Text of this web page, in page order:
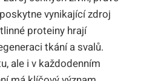
vynikající zdroj
proteiny hrají
tkání a svalů.
ale i v každodenním